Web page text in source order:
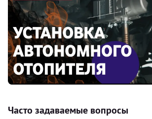
Часто задаваемые вопросы